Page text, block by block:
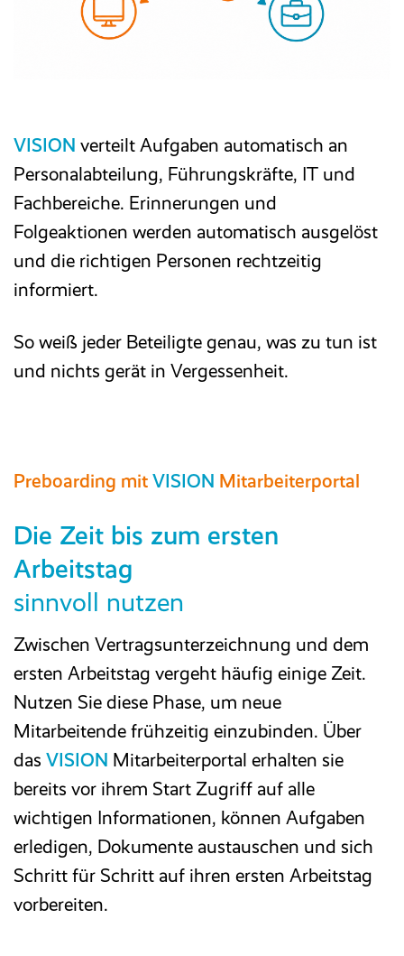
VISION verteilt Aufgaben automatisch an
Personalabteilung, Führungskräfte, IT und
Fachbereiche. Erinnerungen und
Folgeaktionen werden automatisch ausgelöst
und die richtigen Personen rechtzeitig
informiert.
So weiß jeder Beteiligte genau, was zu tun ist
und nichts gerät in Vergessenheit.
Preboarding mit VISION Mitarbeiterportal
Die Zeit bis zum ersten
Arbeitstag
sinnvoll nutzen
Zwischen Vertragsunterzeichnung und dem
ersten Arbeitstag vergeht häufig einige Zeit.
Nutzen Sie diese Phase, um neue
Mitarbeitende frühzeitig einzubinden. Über
das VISION Mitarbeiterportal erhalten sie
bereits vor ihrem Start Zugriff auf alle
wichtigen Informationen, können Aufgaben
erledigen, Dokumente austauschen und sich
Schritt für Schritt auf ihren ersten Arbeitstag
vorbereiten.